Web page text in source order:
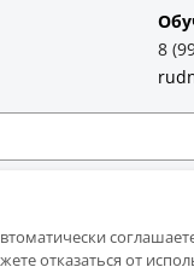
8
отказаться от